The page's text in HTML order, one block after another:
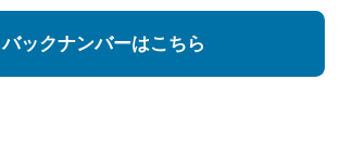
バックナンバーはこちら